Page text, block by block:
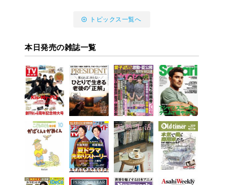
トピックス一覧へ
本日発売の雑誌一覧